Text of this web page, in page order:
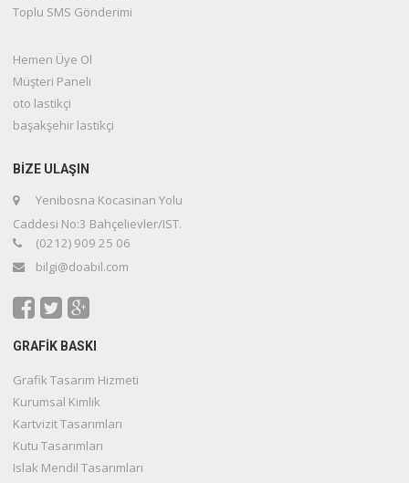
Toplu SMS Gönderimi
Hemen Üye Ol
Müşteri Paneli
oto lastikçi
başakşehir lastikçi
BIZE ULAŞIN
Yenibosna Kocasinan Yolu
Caddesi No:3 Bahçelievler/IST.
(0212) 909 25 06
bilgi@doabil.com
GRAFİK BASKI
Grafik Tasarım Hizmeti
Kurumsal Kimlik
Kartvizit Tasarımları
Kutu Tasarımları
Islak Mendil Tasarımları